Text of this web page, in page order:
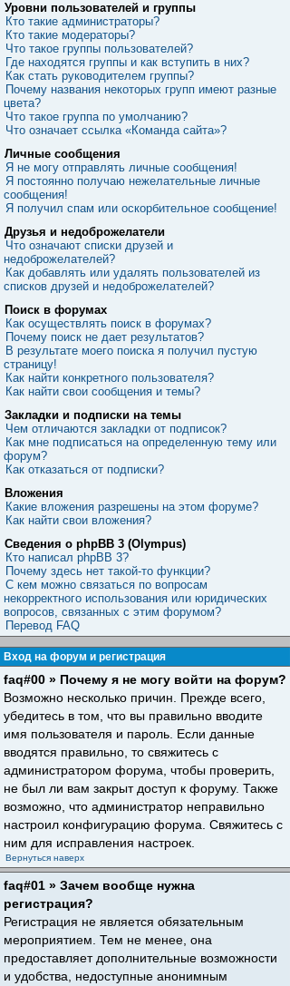
Уровни пользователей и группы
Кто такие администраторы?
Кто такие модераторы?
Что такое группы пользователей?
Где находятся группы и как вступить в них?
Как стать руководителем группы?
Почему названия некоторых групп имеют разные
цвета?
Что такое группа по умолчанию?
Что означает ссылка «Команда сайта»?
Личные сообщения
Я не могу отправлять личные сообщения!
Я постоянно получаю нежелательные личные
сообщения!
Я получил спам или оскорбительное сообщение!
Друзья и недоброжелатели
Что означают списки друзей и
недоброжелателей?
Как добавлять или удалять пользователей из
списков друзей и недоброжелателей?
Поиск в форумах
Как осуществлять поиск в форумах?
Почему поиск не дает результатов?
В результате моего поиска я получил пустую
страницу!
Как найти конкретного пользователя?
Как найти свои сообщения и темы?
Закладки и подписки на темы
Чем отличаются закладки от подписок?
Как мне подписаться на определенную тему или
форум?
Как отказаться от подписки?
Вложения
Какие вложения разрешены на этом форуме?
Как найти свои вложения?
Сведения о phpBB 3 (Olympus)
Кто написал phpBB 3?
Почему здесь нет такой-то функции?
С кем можно связаться по вопросам
некорректного использования или юридических
вопросов, связанных с этим форумом?
Перевод FAQ
Вход на форум и регистрация
faq#00 » Почему я не могу войти на форум?
Возможно несколько причин. Прежде всего,
убедитесь в том, что вы правильно вводите
имя пользователя и пароль. Если данные
вводятся правильно, то свяжитесь с
администратором форума, чтобы проверить,
не был ли вам закрыт доступ к форуму. Также
возможно, что администратор неправильно
настроил конфигурацию форума. Свяжитесь с
ним для исправления настроек.
Вернуться наверх
faq#01 » Зачем вообще нужна
регистрация?
Регистрация не является обязательным
мероприятием. Тем не менее, она
предоставляет дополнительные возможности
и удобства, недоступные анонимным